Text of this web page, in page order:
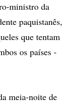
ministro da
paquistanês,
que tentam
os países -
meia-noite de